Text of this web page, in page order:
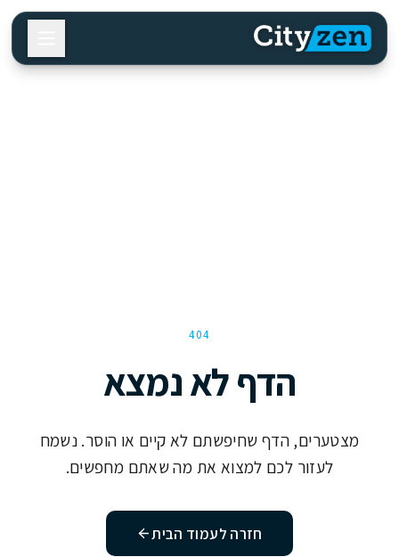
404
הדף לא נמצא
מצטערים, הדף שחיפשתם לא קיים או הוסר. נשמח
לעזור לכם למצוא את מה שאתם מחפשים.
חזרה לעמוד הבית